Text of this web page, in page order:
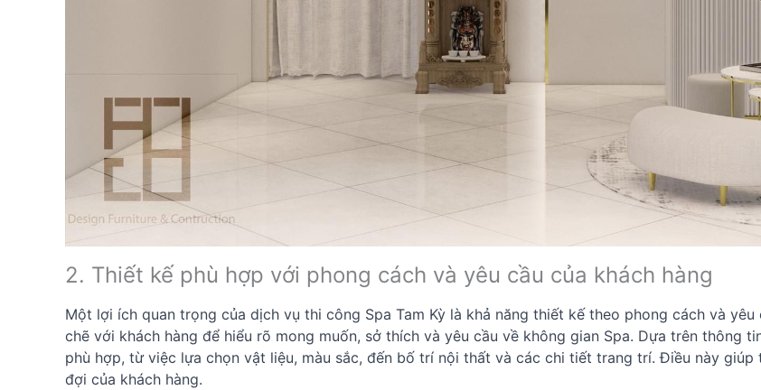
2. Thiết kế phù hợp với phong cách và yêu cầu của khách hàng
Một lợi ích quan trọng của dịch vụ thi công Spa Tam Kỳ là khả năng thiết kế theo phong cách và
chẽ với khách hàng để hiểu rõ mong muốn, sở thích và yêu cầu về không gian Spa. Dựa trên thông
phù hợp, từ việc lựa chọn vật liệu, màu sắc, đến bố trí nội thất và các chi tiết trang trí. Điều này
đợi của khách hàng.